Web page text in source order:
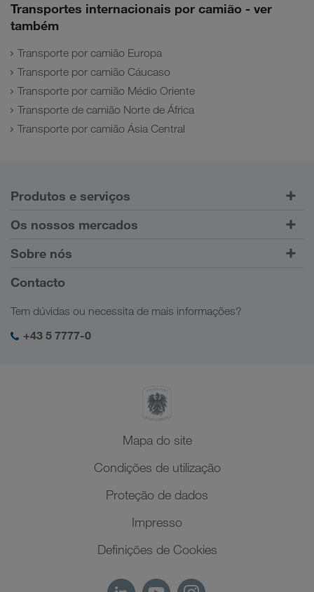
Transportes internacionais por camião - ver
também
Transporte por camião Europa
Transporte por camião Cáucaso
Transporte por camião Médio Oriente
Transporte de camião Norte de África
Transporte por camião Ásia Central
Produtos e serviços
Transporte rodoviário
Portal do cliente CONNECT
Soluções digitais
Soluções sectoriais
Os nossos mercados
Europa
Cáucaso
Ásia Central
Médio Oriente
Sobre nós
Informações Empresariais
Responsabilidade social
SHEQ-Management
Contacto
Tem dúvidas ou necessita de mais informações?
+43 5 7777-0
Mapa do site
Condições de utilização
Proteção de dados
Impresso
Definições de Cookies